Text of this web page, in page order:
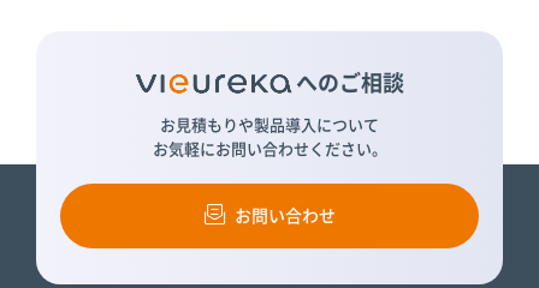
へのご相談
お見積もりや製品導入について
お気軽にお問い合わせください。
お問い合わせ